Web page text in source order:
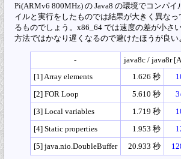
Pi(ARMv6 800MHz) の Java8 の環境でコンパ
イルと実行をしたものでは結果が大きく異な
るものでしょう。x86_64 では速度の差が小さ
方法ではかなり遅くなるので避けたほうが良い
- java8c / java8r
[1] Array elements
1.626 秒
[2] FOR Loop
5.610 秒
[3] Local variables
1.719 秒
[4] Static properties
1.953 秒
[5] java.nio.DoubleBuffer
20.933 秒